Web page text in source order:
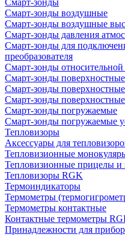
Смарт-зонды
Смарт-зонды воздушные
Смарт-зонды воздушные
Смарт-зонды давления
Смарт-зонды для
преобразователя
Смарт-зонды
Смарт-зонды поверхностные
Смарт-зонды
Смарт-зонды
Смарт-зонды погружаемые
Смарт-зонды погружаемые
Тепловизоры
Аксессуары для
Тепловизионные
Тепловизионные прицелы и
Тепловизоры RGK
Термоиндикаторы
Термометры
Термометры контактные
Контактные термометры
Принадлежности для